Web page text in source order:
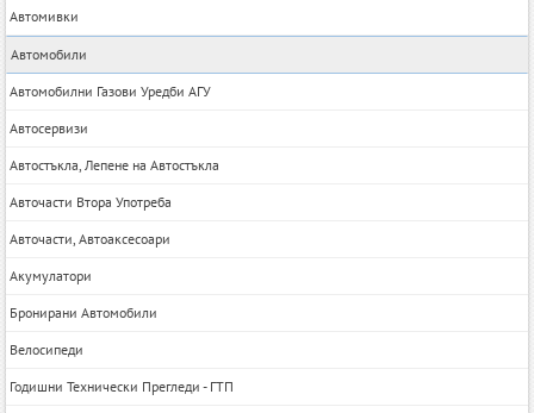
Автомивки
Автомобили
Автомобилни Газови Уредби АГУ
Автосервизи
Автостъкла, Лепене на Автостъкла
Авточасти Втора Употреба
Авточасти, Автоаксесоари
Акумулатори
Бронирани Автомобили
Велосипеди
Годишни Технически Прегледи - ГТП